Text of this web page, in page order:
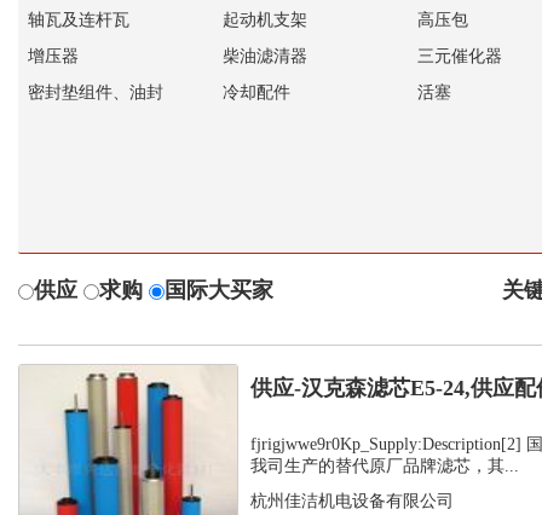
轴瓦及连杆瓦
起动机支架
高压包
增压器
柴油滤清器
三元催化器
密封垫组件、油封
冷却配件 活塞
供应 求购 国际大买家 关
供应-汉克森滤芯E5-24,供应配
fjrigjwwe9r0Kp_Supply:Description[2]
我司生产的替代原厂品牌滤芯，其...
杭州佳洁机电设备有限公司